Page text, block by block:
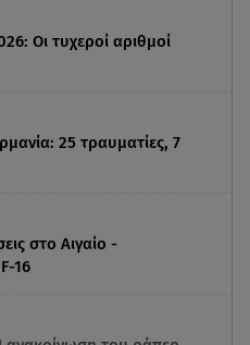
Οι τυχεροί αριθμοί
25 τραυματίες, 7
στο Αιγαίο -
16